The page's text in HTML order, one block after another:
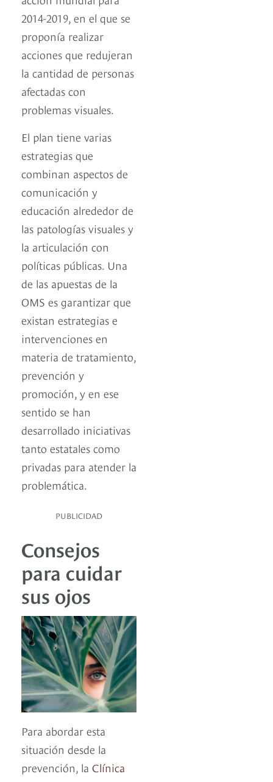
2014-2019, en el que se
proponía realizar
acciones que redujeran
la cantidad de personas
afectadas con
problemas visuales.
El plan tiene varias
estrategias que
combinan aspectos de
comunicación y
educación alrededor de
las patologías visuales y
la articulación con
políticas públicas. Una
de las apuestas de la
OMS es garantizar que
existan estrategias e
intervenciones en
materia de tratamiento,
prevención y
promoción, y en ese
sentido se han
desarrollado iniciativas
tanto estatales como
privadas para atender la
problemática.
PUBLICIDAD
Consejos
para cuidar
sus ojos
Para abordar esta
situación desde la
prevención, la Clínica